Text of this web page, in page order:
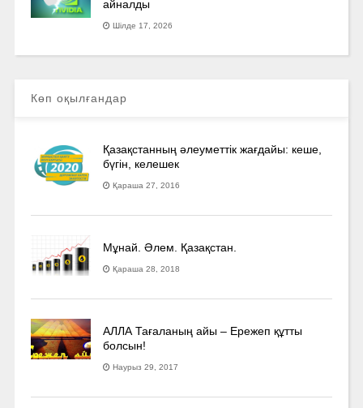
айналды
Шілде 17, 2026
Көп оқылғандар
Қазақстанның әлеуметтік жағдайы: кеше,
бүгін, келешек
Қараша 27, 2016
Мұнай. Әлем. Қазақстан.
Қараша 28, 2018
АЛЛА Тағаланың айы – Ережеп құтты
болсын!
Наурыз 29, 2017